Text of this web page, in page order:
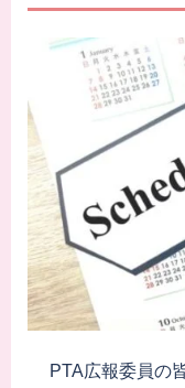
PTA広報委員の